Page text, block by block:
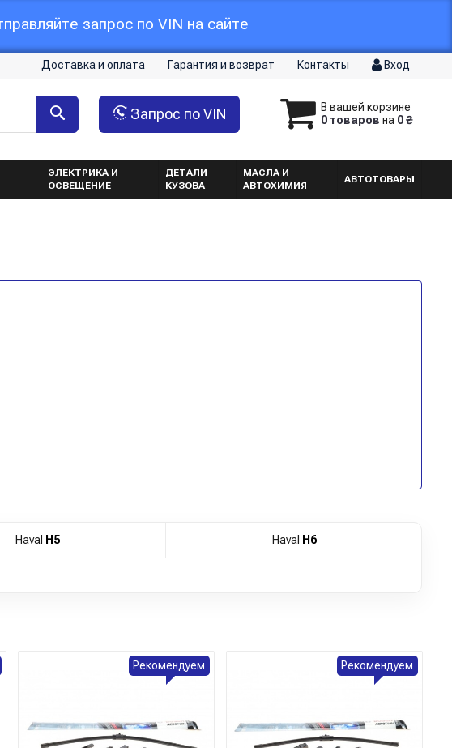
запрос по VIN на сайте
Доставка и оплата Гарантия и возврат Контакты Вход
В вашей корзине
0 товаров на 0 ₴
Запрос по VIN
ЭЛЕКТРИКА И
ОСВЕЩЕНИЕ
ДЕТАЛИ
КУЗОВА
МАСЛА И
АВТОХИМИЯ
АВТОТОВАРЫ
Haval H5 Haval H6
Рекомендуем Рекомендуем